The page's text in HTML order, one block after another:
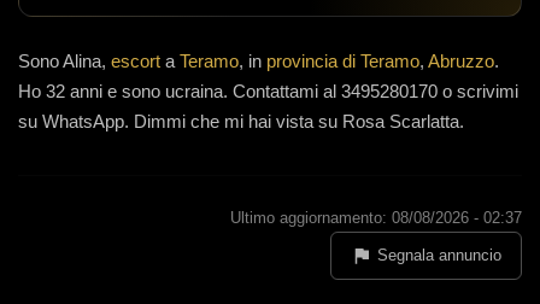
SonoAlina, escort a Teramo, in provincia di Teramo, Abruzzo.
Ho 32 anni e sono ucraina. Contattami al 3495280170 o scrivimi
su WhatsApp. Dimmi che mi hai vista su Rosa Scarlatta.
Ultimo aggiornamento: 08/08/2026 - 02:37
Segnala annuncio